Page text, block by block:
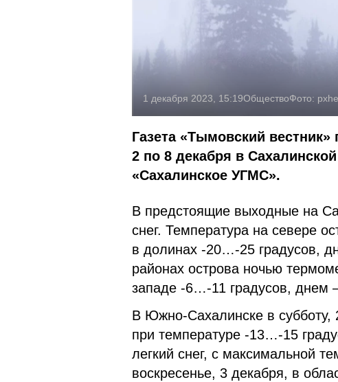
1 декабря 2023, 15:19ОбществоФото:
Газета «Тымовский
2 по 8 декабря в
«Сахалинское УГМС».
В предстоящие выходные на
снег. Температура на севере
в долинах -20…-25 градусов,
районах острова ночью
западе -6…-11 градусов, днем
В Южно-Сахалинске в субботу,
при температуре -13…-15
легкий снег, с максимальной
воскресенье, 3 декабря, в